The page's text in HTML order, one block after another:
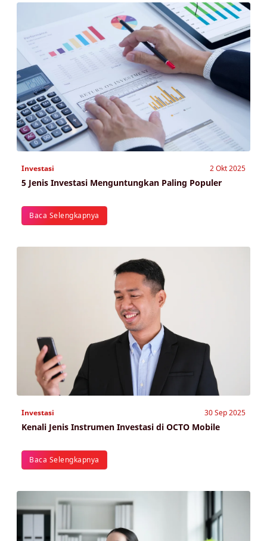
Investasi 2 Okt 2025
5 Jenis Investasi Menguntungkan Paling Populer
Baca Selengkapnya
Investasi 30 Sep 2025
Kenali Jenis Instrumen Investasi di OCTO Mobile
Baca Selengkapnya